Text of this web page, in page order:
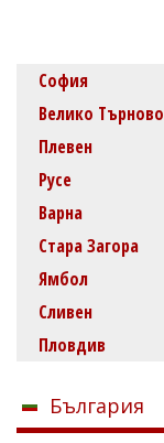
София
Велико Търново
Плевен
Русе
Варна
Стара Загора
Ямбол
Сливен
Пловдив
България